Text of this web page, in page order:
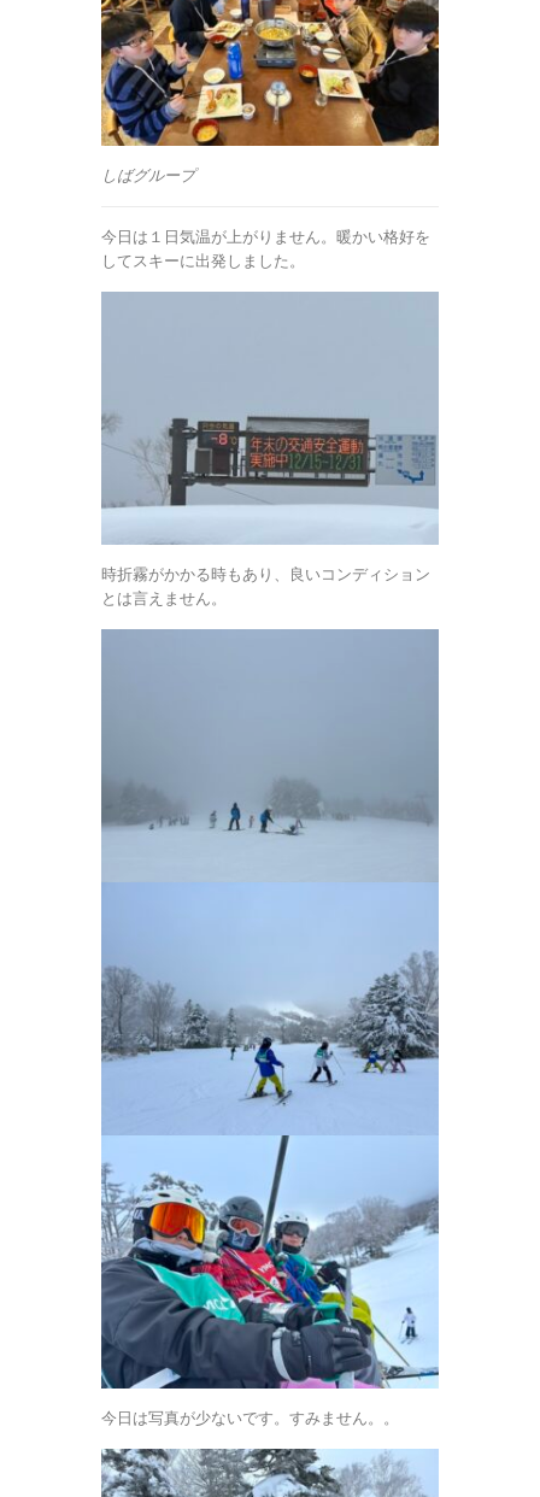
しばグループ
今日は１日気温が上がりません。暖かい格好を
してスキーに出発しました。
時折霧がかかる時もあり、良いコンディション
とは言えません。
今日は写真が少ないです。すみません。。